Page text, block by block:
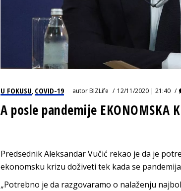
U FOKUSU, COVID-19 autorBIZLife 12/11/2020 | 21:40
A posle pandemije EKONOMSKA
Predsednik Aleksandar Vučić rekao je da je
ekonomsku krizu doživeti tek kada se
„Potrebno je da razgovaramo o nalaženju